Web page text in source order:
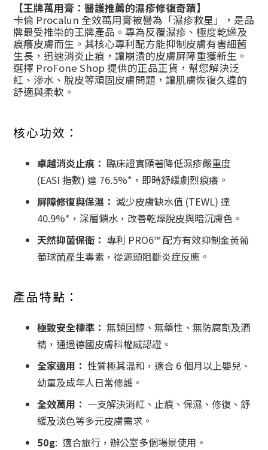
【王牌萬用膏：醫護推薦的濕疹修復奇蹟】
卡倫 Procalun 全效萬用膏被譽為「濕疹救星」，是品
牌最受推崇的王牌產品。專為反覆濕疹、極度乾燥及
痕癢皮膚而生。其核心專利配方能抑制皮膚有害細菌
生長，迅速消炎止痕，讓崩潰的皮膚屏障重獲新生。
選擇 ProFone Shop 提供的正品正貨，幫您解決泛
紅、滲水、脫皮等頑固皮膚問題，讓肌膚恢復久違的
舒適與柔軟。
核心功效：
卓越消炎止痕： 臨床證實顯著降低濕疹嚴重度
(EASI 指數) 達 76.5%*，即時舒緩劇烈痕癢。
屏障修復與保濕： 減少皮膚缺水值 (TEWL) 達
40.9%*，深層鎖水，改善乾燥脫皮與暗沉膚色。
天然抑菌保衛： 專利 PRO6™ 配方有效抑制金黃葡
萄球菌產生毒素，從源頭阻斷炎症反應。
產品特點：
極致安全標準： 無類固醇、無藥性、無防腐劑及酒
精，通過德國皮膚科權威認證。
全家適用： 性質極其溫和，適合 6 個月以上嬰兒、
幼童及成年人日常修護。
全效萬用： 一支解決消紅、止痕、保濕、修復、舒
緩及淡色等多元皮膚需求。
50g: 適合旅行，辦公室多個場景使用。